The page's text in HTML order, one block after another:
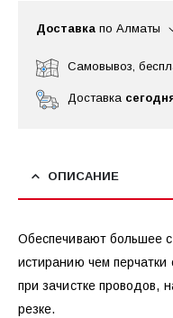
Доставка по Алматы
Самовывоз,
Доставка
ОПИСАНИЕ
Обеспечивают большее
истиранию чем
при зачистке проводов,
резке.